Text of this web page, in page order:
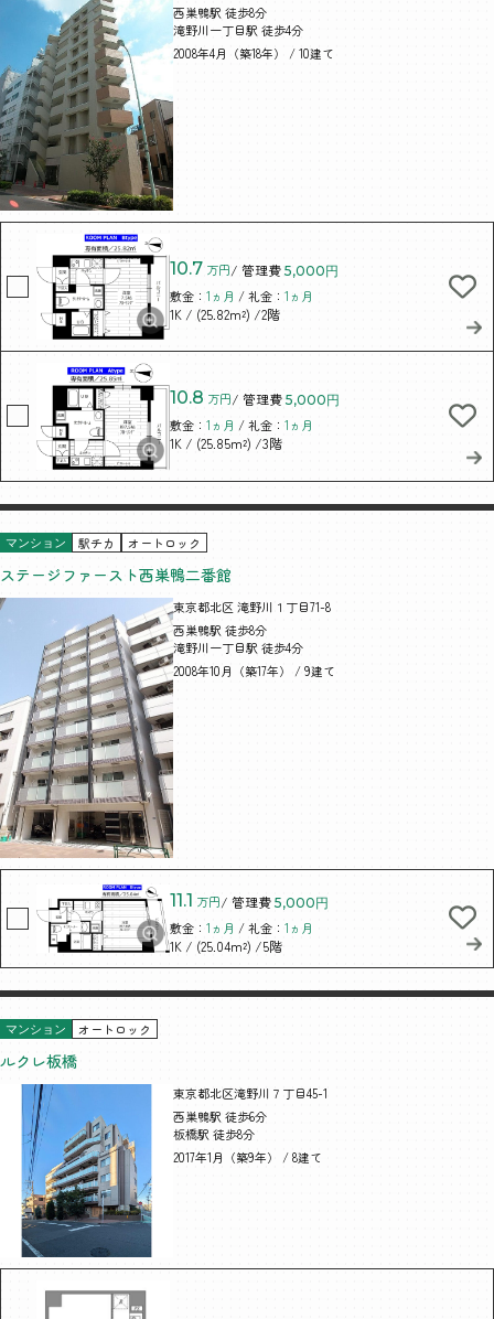
西巣鴨駅 徒歩8分
滝野川一丁目駅 徒歩4分
2008年4月（築18年） / 10建て
10.7 万円/ 管理費 5,000円
敷金：1ヵ月 / 礼金：1ヵ月
1K / (25.82m²) /2階
10.8 万円/ 管理費 5,000円
敷金：1ヵ月 / 礼金：1ヵ月
1K / (25.85m²) /3階
マンション 駅チカ オートロック
ステージファースト西巣鴨二番館
東京都北区 滝野川１丁目71-8
西巣鴨駅 徒歩8分
滝野川一丁目駅 徒歩4分
2008年10月（築17年） / 9建て
11.1 万円/ 管理費 5,000円
敷金：1ヵ月 / 礼金：1ヵ月
1K / (25.04m²) /5階
マンション オートロック
ルクレ板橋
東京都北区滝野川７丁目45-1
西巣鴨駅 徒歩6分
板橋駅 徒歩8分
2017年1月（築9年） / 8建て